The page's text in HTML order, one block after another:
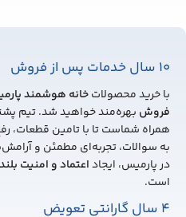
10 سال خدمات پس از فروش
با خرید محصولاتخانه هوشمند
فروش بهره‌مند خواهید شد. تیم
همراه شماست تا با تامین قطعات،
به سوالات، تجربه‌ای مطمئن و
در پارمیس، ایجاداعتماد و امنیت
است.
4 سال گارانتی تعویض